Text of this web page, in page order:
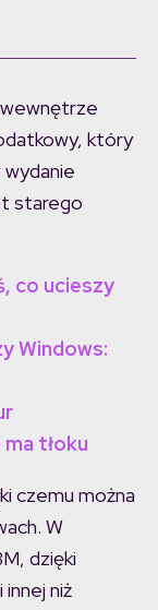
który
wydanie
starego
co ucieszy
Windows:
tłoku
czemu można
W
dzięki
niż